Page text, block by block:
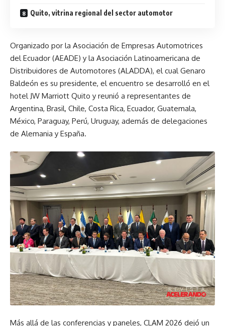
Quito, vitrina regional del sector automotor
Organizado por la Asociación de Empresas Automotrices
del Ecuador (AEADE) y la Asociación Latinoamericana de
Distribuidores de Automotores (ALADDA), el cual Genaro
Baldeón es su presidente, el encuentro se desarrolló en el
hotel JW Marriott Quito y reunió a representantes de
Argentina, Brasil, Chile, Costa Rica, Ecuador, Guatemala,
México, Paraguay, Perú, Uruguay, además de delegaciones
de Alemania y España.
Más allá de las conferencias y paneles, CLAM 2026 dejó un